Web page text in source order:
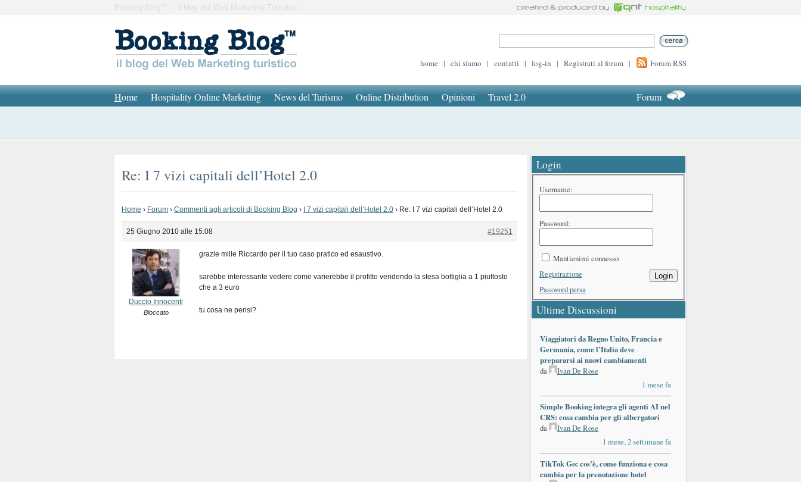
Booking Blog™ – Il blog del Web Marketing Turistico
home | chi siamo | contatti | log-in | Registrati al forum | Forum RSS
Home Hospitality Online Marketing News del Turismo Online Distribution Opinioni Travel 2.0 Forum
Re: I 7 vizi capitali dell’Hotel 2.0
Home › Forum › Commenti agli articoli di Booking Blog › I 7 vizi capitali dell’Hotel 2.0 › Re: I 7 vizi capitali dell’Hotel 2.0
25 Giugno 2010 alle 15:08 #19251
Duccio Innocenti
Bloccato
grazie mille Riccardo per il tuo caso pratico ed esaustivo.
sarebbe interessante vedere come varierebbe il profitto vendendo la stesa bottiglia a 1 piuttosto
che a 3 euro
tu cosa ne pensi?
Login
Username:
Password:
Mantienimi connesso
Login
Registrazione
Password persa
Ultime Discussioni
Viaggiatori da Regno Unito, Francia e
Germania, come l’Italia deve
prepararsi ai nuovi cambiamenti
da
Ivan De Rose
1 mese fa
Simple Booking integra gli agenti AI nel
CRS: cosa cambia per gli albergatori
da
Ivan De Rose
1 mese, 2 settimane fa
TikTok Go: cos’è, come funziona e cosa
cambia per la prenotazione hotel